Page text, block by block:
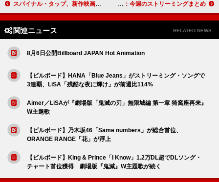
スパイナル・タップ、新作映画よりエルトン・ジョンとタッグを組んだ「ストーンヘンジ」新ver.公開 あいみょん／ミセス／サウシー／ヒゲダン／ミスチルがマイルストーン突破：今週のストリーミングまとめ
関連ニュース RELATED NEWS
8月6日公開Billboard JAPAN Hot Animation
【ビルボード】HANA「Blue Jeans」がストリーミング・ソングで
3連覇、LiSA「残酷な夜に輝け」が前週比114%
Aimer／LiSAが『劇場版「鬼滅の刃」無限城編 第一章 猗窩座再来』
W主題歌
【ビルボード】乃木坂46「Same numbers」が総合首位、
ORANGE RANGE「花」が浮上
【ビルボード】King & Prince「I Know」1.2万DL超でDLソング・
チャート首位獲得 劇場版『鬼滅』W主題歌が続く